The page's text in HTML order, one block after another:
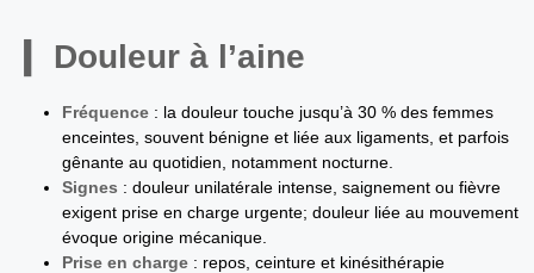
Douleur à l’aine
Fréquence : la douleur touche jusqu’à 30 % des femmes
enceintes, souvent bénigne et liée aux ligaments, et parfois
gênante au quotidien, notamment nocturne.
Signes : douleur unilatérale intense, saignement ou fièvre
exigent prise en charge urgente; douleur liée au mouvement
évoque origine mécanique.
Prise en charge : repos, ceinture et kinésithérapie